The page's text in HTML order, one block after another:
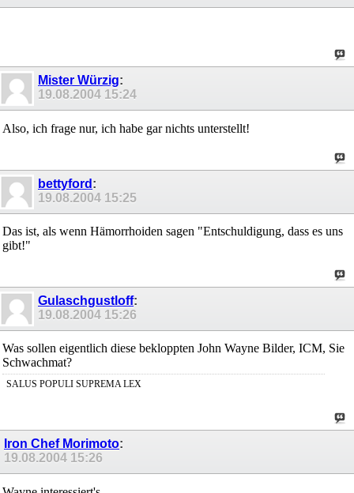
Mister Würzig:
19.08.2004 15:24
Also, ich frage nur, ich habe gar nichts unterstellt!
bettyford :
19.08.2004 15:25
Das ist, als wenn Hämorrhoiden sagen "Entschuldigung, dass es uns
gibt!"
Gulaschgustloff:
19.08.2004 15:26
Was sollen eigentlich diese bekloppten John Wayne Bilder, ICM, Sie
Schwachmat?
SALUS POPULI SUPREMA LEX
Iron Chef Morimoto:
19.08.2004 15:26